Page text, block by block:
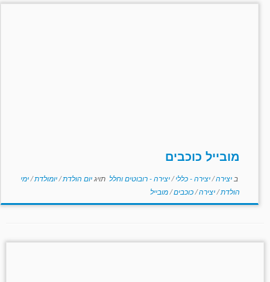
מובייל כוכבים
ב יצירה/יצירה - כללי/יצירה - רובוטים וחלל תויגיום הולדת/יומולדת/ימי
הולדת/יצירה/כוכבים/מובייל